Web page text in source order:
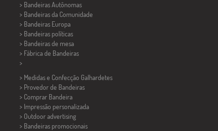
> Bandeiras Autônomas
> Bandeiras da Comunidade
> Bandeiras Europa
> Bandeiras políticas
> Bandeiras de mesa
> Fábrica de Bandeiras
>
> Medidas e Confecção Galhardetes
> Provedor de Bandeiras
> Comprar Bandeira
> Impressão personalizada
> Outdoor advertising
> Bandeiras promocionais